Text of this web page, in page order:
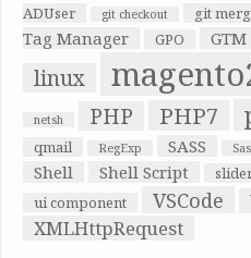
ADUser
git checkout git
Tag Manager
GPO GTM
linux
netsh PHP PHP7
qmail RegExp SASS
Shell Shell Script
ui component VSCode
XMLHttpRequest